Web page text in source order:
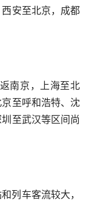
安至北京，成都
南京，上海至北
至呼和浩特、沈
至武汉等区间尚
列车客流较大，